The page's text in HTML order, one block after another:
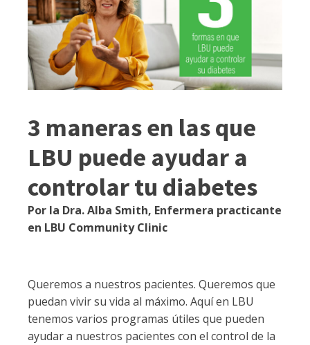
3 maneras en las que
LBU puede ayudar a
controlar tu diabetes
Por la Dra. Alba Smith, Enfermera practicante
en LBU Community Clinic
Queremos a nuestros pacientes. Queremos que
puedan vivir su vida al máximo. Aquí en LBU
tenemos varios programas útiles que pueden
ayudar a nuestros pacientes con el control de la